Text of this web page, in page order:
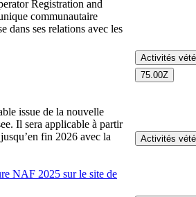
Registration and
communautaire
dans ses relations avec les
Activités
75.00Z
issue de la nouvelle
Il sera applicable à partir
fin 2026 avec la
NAF 2025 sur le site de
Activités